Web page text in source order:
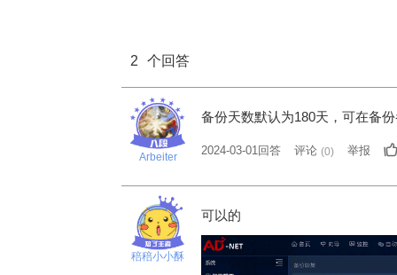
2 个回答
Arbeiter
备份天数默认为180天，可在备
2024-03-01回答 评论 (0) 举报
稖稖小小酥
可以的